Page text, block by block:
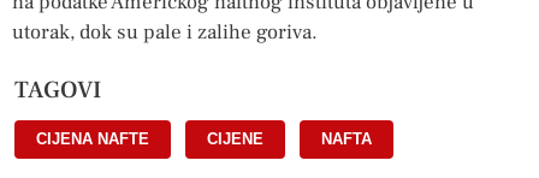
utorak, dok su pale i zalihe goriva.
TAGOVI
CIJENA NAFTE CIJENE NAFTA